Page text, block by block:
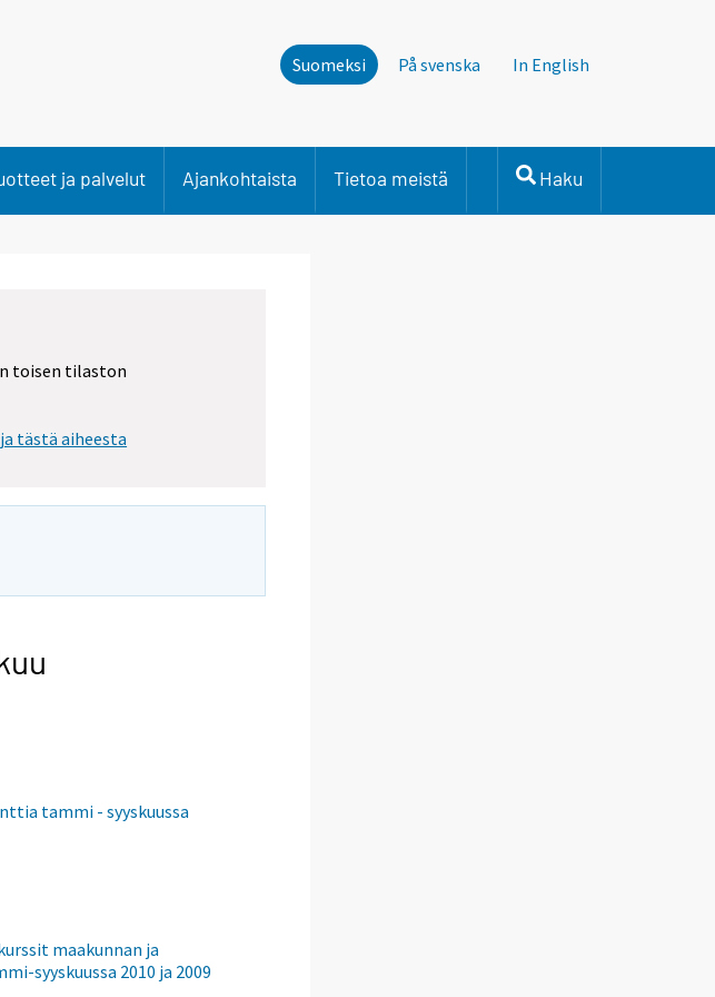
Suomeksi På svenska In English
ja palvelut Ajankohtaista Tietoa meistä Haku
toisen tilaston
tästä aiheesta
tammi - syyskuussa
maakunnan ja
syyskuussa 2010 ja 2009